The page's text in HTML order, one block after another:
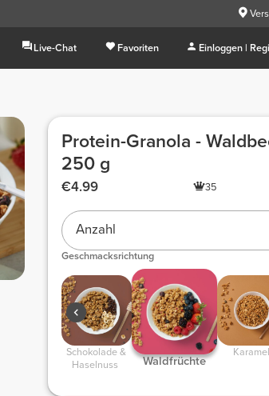
Live-Chat Favoriten Einloggen |
Protein-Granola -
250 g
€4.99 35
Anzahl
Geschmacksrichtung
Schokolade &
Haselnuss
Waldfrüchte